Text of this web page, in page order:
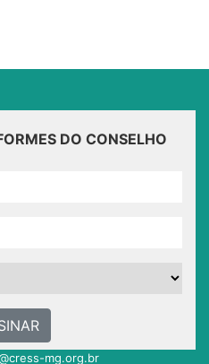
DO CONSELHO
mg.org.br